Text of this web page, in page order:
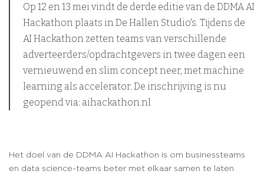
Op 12 en 13 mei vindt de derde editie van de DDMA AI
Hackathon plaats in De Hallen Studio's. Tijdens de
AI Hackathon zetten teams van verschillende
adverteerders/opdrachtgevers in twee dagen een
vernieuwend en slim concept neer, met machine
learning als accelerator. De inschrijving is nu
geopend via: aihackathon.nl
Het doel van de DDMA AI Hackathon is om businessteams
en data science-teams beter met elkaar samen te laten